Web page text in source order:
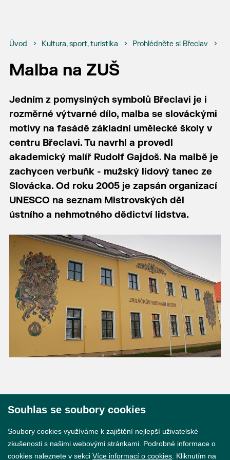
Úvod Kultura, sport, turistika Prohlédněte si Břeclav
Malba na ZUŠ
Jedním z pomyslných symbolů Břeclavi je i
rozměrné výtvarné dílo, malba se slováckými
motivy na fasádě základní umělecké školy v
centru Břeclavi. Tu navrhl a provedl
akademický malíř Rudolf Gajdoš. Na malbě je
zachycen verbuňk - mužský lidový tanec ze
Slovácka. Od roku 2005 je zapsán organizací
UNESCO na seznam Mistrovských děl
ústního a nehmotného dědictví lidstva.
Souhlas se soubory cookies
Soubory cookies využíváme k zajištění nejlepší uživatelské
zkušenosti s našimi webovými stránkami. Podrobné informace o
cookies naleznete v sekci Více informací o cookies . Kliknutím na